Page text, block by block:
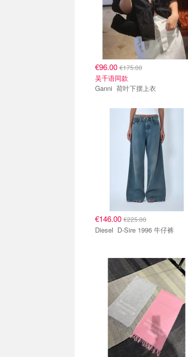
€96.00 €175.00
吴千语同款
Ganni 荷叶下摆上衣
€146.00 €225.00
Diesel D-Sire 1996 牛仔裤